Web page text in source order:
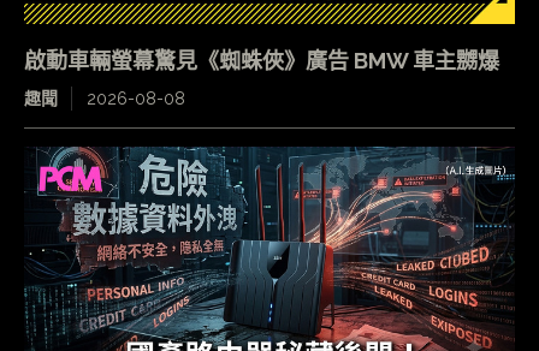
啟動車輛螢幕驚見《蜘蛛俠》廣告 BMW 車主嬲爆
趣聞 2026-08-08